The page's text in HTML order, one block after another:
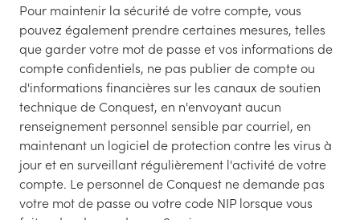
Pour maintenir la sécurité de votre compte, vous
pouvez également prendre certaines mesures, telles
que garder votre mot de passe et vos informations de
compte confidentiels, ne pas publier de compte ou
d'informations financières sur les canaux de soutien
technique de Conquest, en n'envoyant aucun
renseignement personnel sensible par courriel, en
maintenant un logiciel de protection contre les virus à
jour et en surveillant régulièrement l'activité de votre
compte. Le personnel de Conquest ne demande pas
votre mot de passe ou votre code NIP lorsque vous